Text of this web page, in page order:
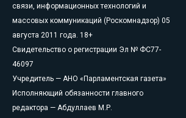
связи, информационных технологий и
массовых коммуникаций (Роскомнадзор) 05
августа 2011 года. 18+
Свидетельство о регистрации Эл № ФС77-
46097
Учредитель — АНО «Парламентская газета»
Исполняющий обязанности главного
редактора — Абдуллаев М.Р.